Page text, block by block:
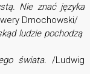
Nie znać języka
Dmochowski/
ludzie pochodzą
świata. /Ludwig